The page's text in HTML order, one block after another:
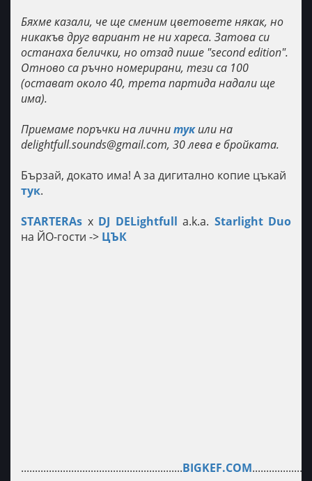
Бяхме казали, че ще сменим цветовете някак, но
никакъв друг вариант не ни хареса. Затова си
останаха белички, но отзад пише "second edition".
Отново са ръчно номерирани, тези са 100
(остават около 40, трета партида надали ще
има).
Приемаме поръчки на личнитукили на
delightfull.sounds@gmail.com, 30 лева е бройката.
Бързай, докато има! А за дигитално копие цъкай
тук.
STARTERAs x DJ DELightfull a.k.a. Starlight Duo
на ЙО-гости -> ЦЪК
..........................................................BIGKEF.COM